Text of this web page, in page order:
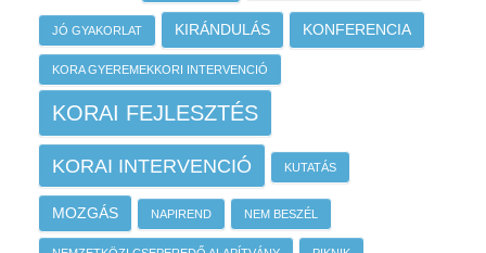
JÓ GYAKORLAT KIRÁNDULÁS KONFERENCIA
KORA GYEREMEKKORI INTERVENCIÓ
KORAI FEJLESZTÉS
KORAI INTERVENCIÓ KUTATÁS
MOZGÁS NAPIREND NEM BESZÉL